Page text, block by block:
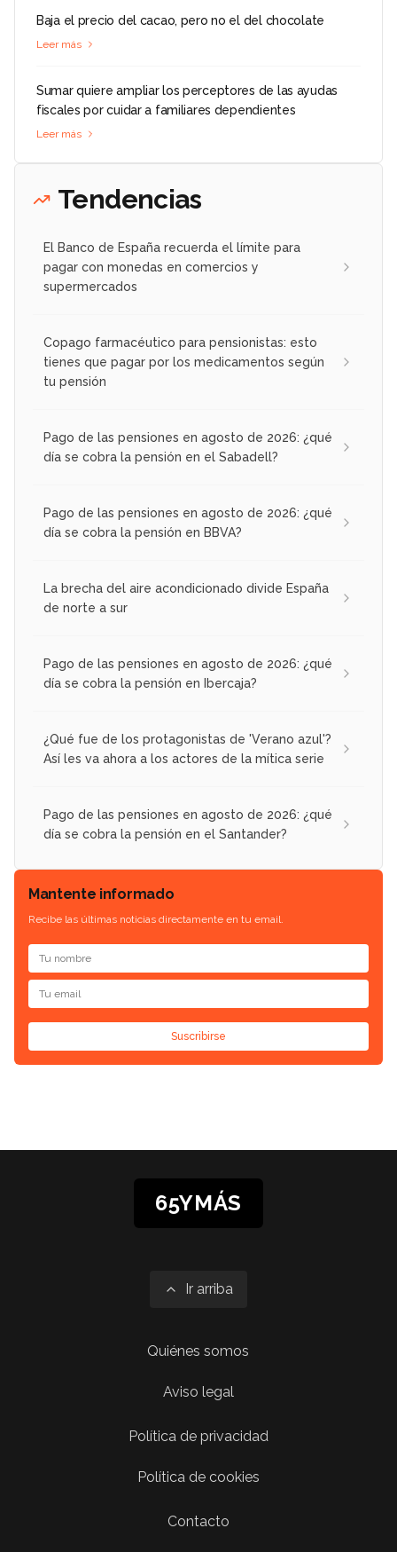
Baja el precio del cacao, pero no el del chocolate
Leer más
Sumar quiere ampliar los perceptores de las ayudas
fiscales por cuidar a familiares dependientes
Leer más
Tendencias
El Banco de España recuerda el límite para
pagar con monedas en comercios y
supermercados
Copago farmacéutico para pensionistas: esto
tienes que pagar por los medicamentos según
tu pensión
Pago de las pensiones en agosto de 2026: ¿qué
día se cobra la pensión en el Sabadell?
Pago de las pensiones en agosto de 2026: ¿qué
día se cobra la pensión en BBVA?
La brecha del aire acondicionado divide España
de norte a sur
Pago de las pensiones en agosto de 2026: ¿qué
día se cobra la pensión en Ibercaja?
¿Qué fue de los protagonistas de 'Verano azul'?
Así les va ahora a los actores de la mítica serie
Pago de las pensiones en agosto de 2026: ¿qué
día se cobra la pensión en el Santander?
Mantente informado
Recibe las últimas noticias directamente en tu email.
Suscribirse
65YMÁS
Ir arriba
Quiénes somos
Aviso legal
Política de privacidad
Política de cookies
Contacto